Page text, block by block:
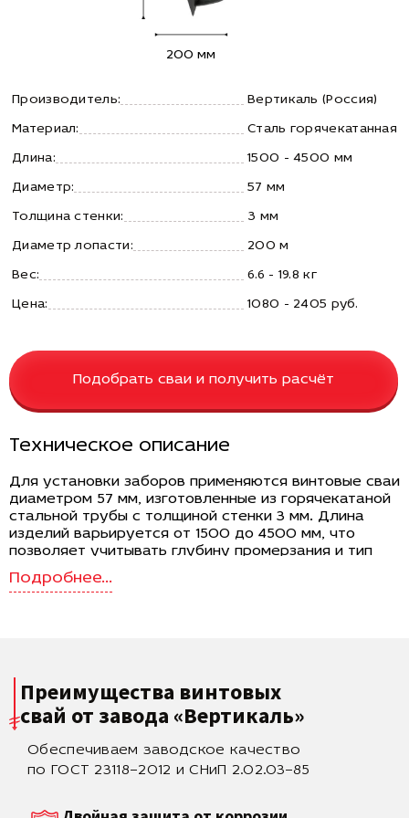
200 мм
Производитель: Вертикаль (Россия)
Материал: Сталь горячекатанная
Длина: 1500 - 4500 мм
Диаметр: 57 мм
Толщина стенки: 3 мм
Диаметр лопасти: 200 м
Вес: 6.6 - 19.8 кг
Цена: 1080 - 2405 руб.
Подобрать сваи и получить расчёт
Техническое описание
Для установки заборов применяются винтовые сваи
диаметром 57 мм, изготовленные из горячекатаной
стальной трубы с толщиной стенки 3 мм. Длина
изделий варьируется от 1500 до 4500 мм, что
позволяет учитывать глубину промерзания и тип
грунта на участке. Лопасть диаметром 200 мм
обеспечивает достаточную площадь опоры и
Назначение и условия применения
Сваи диаметром 57 мм используются для легких
ограждений, заборов из металлического
штакетника, профнастила, сетки-рабицы и
деревянных конструкций. Они обеспечивают
Преимущества винтовых
свай от завода «Вертикаль»
Обеспечиваем заводское качество
по ГОСТ 23118–2012 и СНиП 2.02.03–85